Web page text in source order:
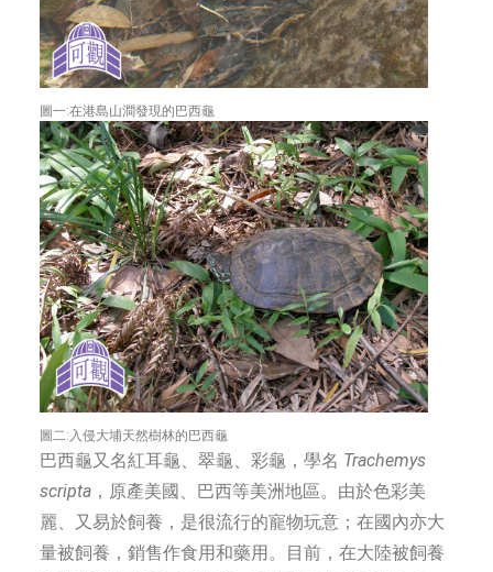
圖一:在港島山澗發現的巴西龜
圖二:入侵大埔天然樹林的巴西龜
巴西龜又名紅耳龜、翠龜、彩龜，學名 Trachemys
scripta ，原產美國、巴西等美洲地區。由於色彩美
麗、又易於飼養，是很流行的寵物玩意；在國內亦大
量被飼養，銷售作食用和藥用。目前，在大陸被飼養